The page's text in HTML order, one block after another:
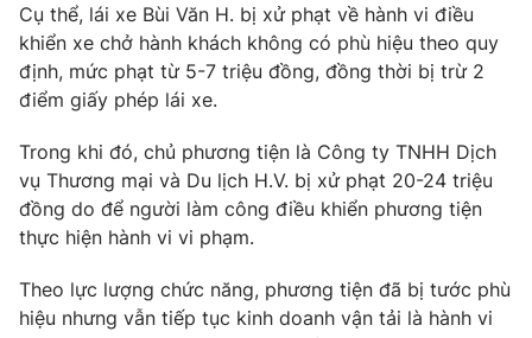
VTV Sức khoẻ Bất động sản
VTV4 Vươn mình bằng AI
Liên hệ tòa soạn English
Cụ thể, lái xe Bùi Văn H. bị xử phạt về hành vi điều
khiển xe chở hành khách không có phù hiệu theo quy
định, mức phạt từ 5-7 triệu đồng, đồng thời bị trừ 2
điểm giấy phép lái xe.
Trong khi đó, chủ phương tiện là Công ty TNHH Dịch
vụ Thương mại và Du lịch H.V. bị xử phạt 20-24 triệu
đồng do để người làm công điều khiển phương tiện
thực hiện hành vi vi phạm.
Theo lực lượng chức năng, phương tiện đã bị tước phù
hiệu nhưng vẫn tiếp tục kinh doanh vận tải là hành vi